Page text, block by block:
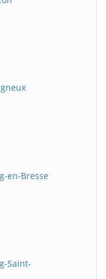
en-Bresse
Saint-